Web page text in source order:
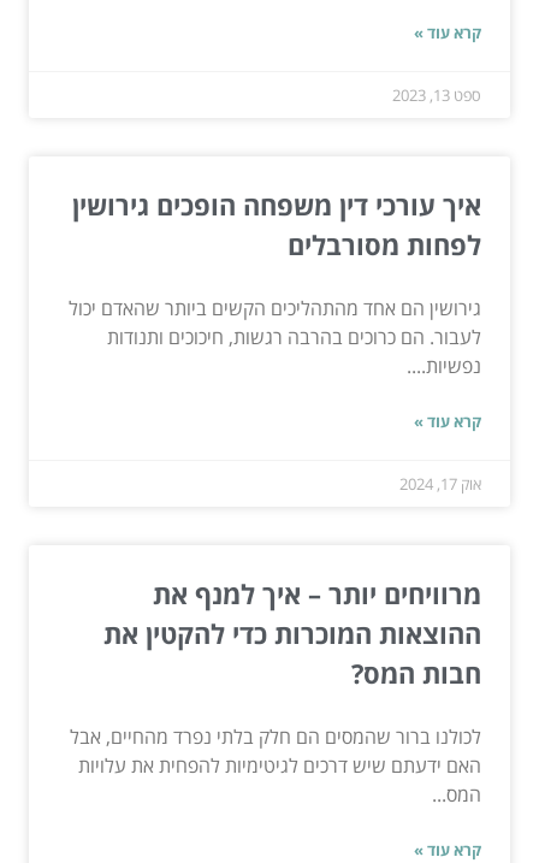
קרא עוד »
ספט 13, 2023
איך עורכי דין משפחה הופכים גירושין
לפחות מסורבלים
גירושין הם אחד מהתהליכים הקשים ביותר שהאדם יכול
לעבור. הם כרוכים בהרבה רגשות, חיכוכים ותנודות
נפשיות....
קרא עוד »
אוק 17, 2024
מרוויחים יותר – איך למנף את
ההוצאות המוכרות כדי להקטין את
חבות המס?
לכולנו ברור שהמסים הם חלק בלתי נפרד מהחיים, אבל
האם ידעתם שיש דרכים לגיטימיות להפחית את עלויות
המס...
קרא עוד »